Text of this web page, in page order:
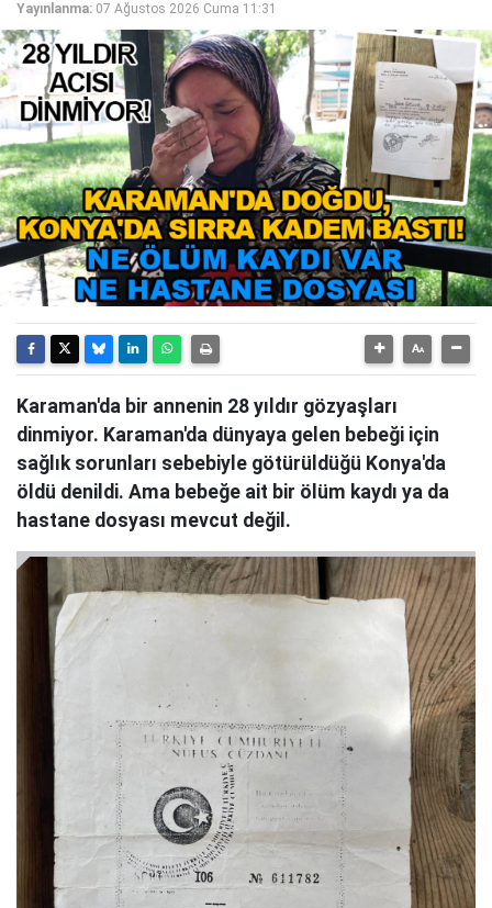
Yayınlanma: 07 Ağustos 2026 Cuma 11:31
Karaman'da bir annenin 28 yıldır gözyaşları
dinmiyor. Karaman'da dünyaya gelen bebeği için
sağlık sorunları sebebiyle götürüldüğü Konya'da
öldü denildi. Ama bebeğe ait bir ölüm kaydı ya da
hastane dosyası mevcut değil.